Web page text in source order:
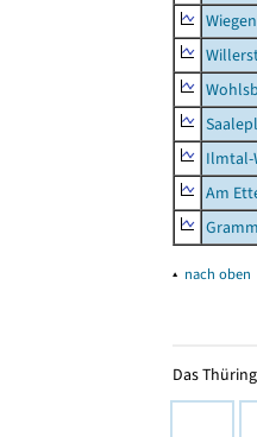
Ilmtal-
Am
▴ nach oben
Das